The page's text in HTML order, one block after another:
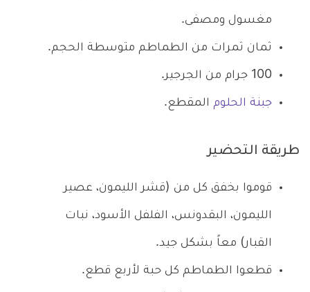
مغسول ومصفى.
ثمان ثمرات من الطماطم متوسطة الحجم.
100 جرام من الجرجير.
جبنة الحلوم المقطع.
طريقة التحضير
قوموا بخفق كل من (قشر الليمون، عصير
الليمون، البقدونس، الفلفل الأسود، نبات
القبار) معاً بشكل جيد.
قطعوا الطماطم كل حبة لأربع قطع.